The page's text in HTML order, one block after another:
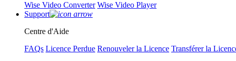
Wise Video Converter Wise Video Player
Support
Centre d'Aide
FAQs Licence Perdue Renouveler la Licence Transférer la